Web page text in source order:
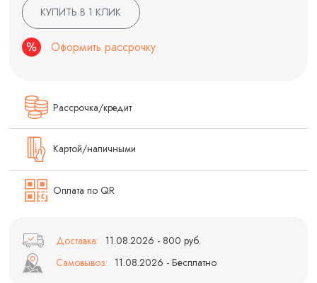
КУПИТЬ В 1 КЛИК
Оформить рассрочку
Рассрочка/кредит
Картой/наличными
Оплата по QR
Доставка: 11.08.2026 - 800 руб.
Самовывоз: 11.08.2026 - Бесплатно